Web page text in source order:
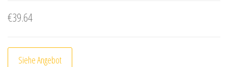
€39.64
Siehe Angebot